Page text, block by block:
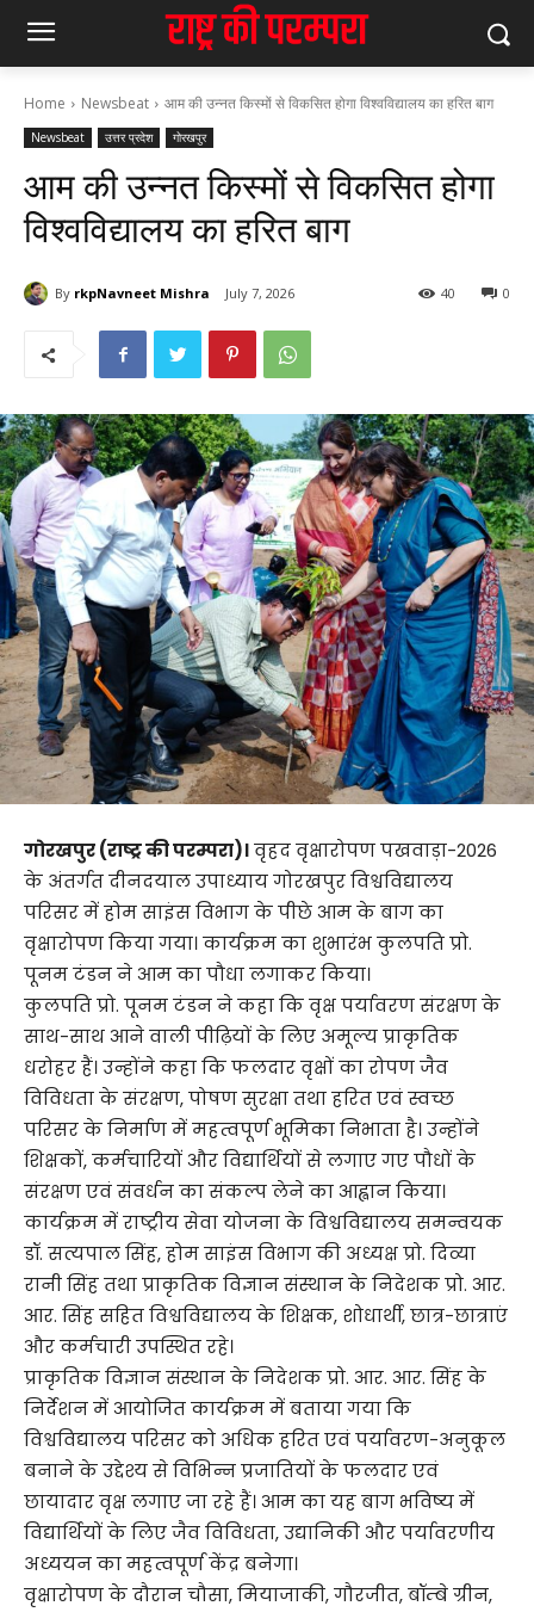
Home Newsbeat आम की उन्नत किस्मों से विकसित होगा विश्वविद्यालय का हरित बाग
Newsbeat उत्तर प्रदेश गोरखपुर
आम की उन्नत किस्मों से विकसित होगा
विश्वविद्यालय का हरित बाग
By rkpNavneet Mishra July 7, 2026 0
40
गोरखपुर (राष्ट्र की परम्परा)।वृहद वृक्षारोपण पखवाड़ा-2026
के अंतर्गत दीनदयाल उपाध्याय गोरखपुर विश्वविद्यालय
परिसर में होम साइंस विभाग के पीछे आम के बाग का
वृक्षारोपण किया गया। कार्यक्रम का शुभारंभ कुलपति प्रो.
पूनम टंडन ने आम का पौधा लगाकर किया।
कुलपति प्रो. पूनम टंडन ने कहा कि वृक्ष पर्यावरण संरक्षण के
साथ-साथ आने वाली पीढ़ियों के लिए अमूल्य प्राकृतिक
धरोहर हैं। उन्होंने कहा कि फलदार वृक्षों का रोपण जैव
विविधता के संरक्षण, पोषण सुरक्षा तथा हरित एवं स्वच्छ
परिसर के निर्माण में महत्वपूर्ण भूमिका निभाता है। उन्होंने
शिक्षकों, कर्मचारियों और विद्यार्थियों से लगाए गए पौधों के
संरक्षण एवं संवर्धन का संकल्प लेने का आह्वान किया।
कार्यक्रम में राष्ट्रीय सेवा योजना के विश्वविद्यालय समन्वयक
डॉ. सत्यपाल सिंह, होम साइंस विभाग की अध्यक्ष प्रो. दिव्या
रानी सिंह तथा प्राकृतिक विज्ञान संस्थान के निदेशक प्रो. आर.
आर. सिंह सहित विश्वविद्यालय के शिक्षक, शोधार्थी, छात्र-छात्राएं
और कर्मचारी उपस्थित रहे।
प्राकृतिक विज्ञान संस्थान के निदेशक प्रो. आर. आर. सिंह के
निर्देशन में आयोजित कार्यक्रम में बताया गया कि
विश्वविद्यालय परिसर को अधिक हरित एवं पर्यावरण-अनुकूल
बनाने के उद्देश्य से विभिन्न प्रजातियों के फलदार एवं
छायादार वृक्ष लगाए जा रहे हैं। आम का यह बाग भविष्य में
विद्यार्थियों के लिए जैव विविधता, उद्यानिकी और पर्यावरणीय
अध्ययन का महत्वपूर्ण केंद्र बनेगा।
वृक्षारोपण के दौरान चौसा, मियाजाकी, गौरजीत, बॉम्बे ग्रीन,